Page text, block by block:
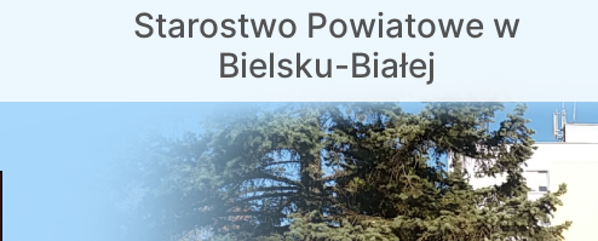
Starostwo Powiatowe w
Bielsku-Białej